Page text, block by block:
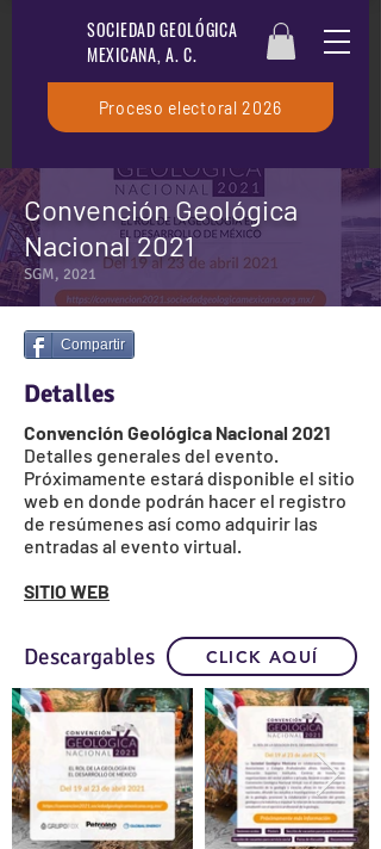
SOCIEDAD GEOLÓGICA
MEXICANA, A. C.
Proceso electoral 2026
Convención Geológica
Nacional 2021
SGM, 2021
Compartir
Detalles
Convención Geológica Nacional 2021
Detalles generales del evento.
Próximamente estará disponible el sitio
web en donde podrán hacer el registro
de resúmenes así como adquirir las
entradas al evento virtual.
SITIO WEB
Descargables CLICK AQUÍ